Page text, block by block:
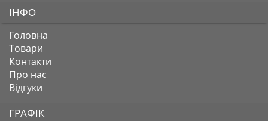
ІНФО
Головна
Товари
Контакти
Про нас
Відгуки
ГРАФІК